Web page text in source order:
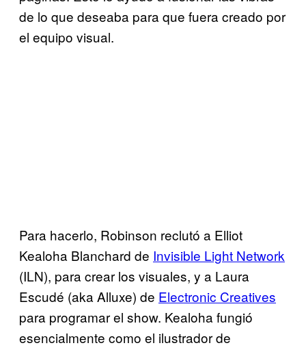
de lo que deseaba para que fuera creado por
el equipo visual.
Para hacerlo, Robinson reclutó a Elliot
Kealoha Blanchard de Invisible Light Network
(ILN), para crear los visuales, y a Laura
Escudé (aka Alluxe) de Electronic Creatives
para programar el show. Kealoha fungió
esencialmente como el ilustrador de